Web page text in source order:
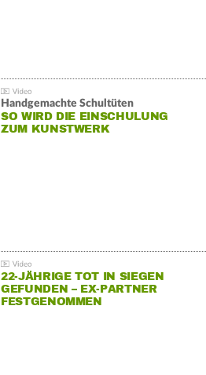
Handgemachte Schultüten
SO WIRD DIE EINSCHULUNG
ZUM KUNSTWERK
22-JÄHRIGE TOT IN SIEGEN
GEFUNDEN – EX-PARTNER
FESTGENOMMEN